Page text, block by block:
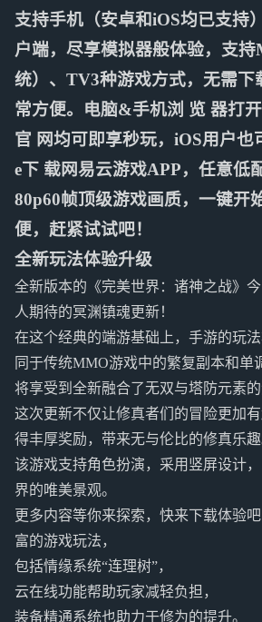
支持手机（安卓和iOS均已支持
户端，尽享模拟器般体验，支
统）、TV3种游戏方式，无需下
常方便。电脑&手机浏 览 器打
官 网均可即享秒玩，iOS用户也
e下 载网易云游戏APP，任意低
80p60帧顶级游戏画质，一键开
便，赶紧试试吧！
全新玩法体验升级
全新版本的《完美世界：诸神之战》
人期待的冥渊镇魂更新！
在这个经典的端游基础上，手游的玩
同于传统MMO游戏中的繁复副本和单
将享受到全新融合了无双与塔防元素的
这次更新不仅让修真者们的冒险更加
得丰厚奖励，带来无与伦比的修真乐趣
该游戏支持角色扮演，采用竖屏设计
界的唯美景观。
更多内容等你来探索，快来下载体验
富的游戏玩法，
包括情缘系统“连理树”，
云在线功能帮助玩家减轻负担，
装备精通系统也助力于修为的提升。